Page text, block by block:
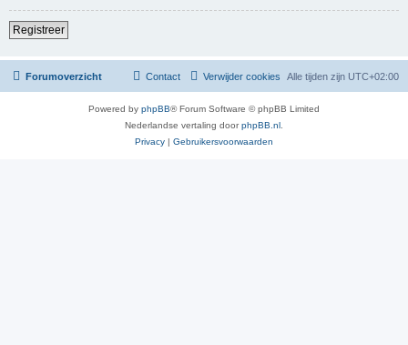
Registreer
Forumoverzicht Alle tijden zijn UTC+02:00
Verwijder cookies
Contact
Powered by phpBB® Forum Software © phpBB Limited
Nederlandse vertaling doorphpBB.nl
Privacy | Gebruikersvoorwaarden